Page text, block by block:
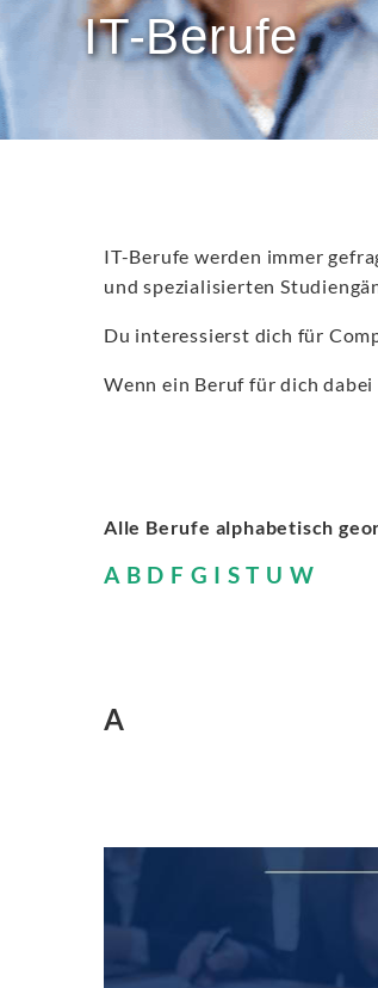
IT-Berufe
IT-Berufe werden immer
und spezialisierten
Du interessierst dich für
Wenn ein Beruf für dich
Alle Berufe alphabetisch
A B D F G I S T U W
A